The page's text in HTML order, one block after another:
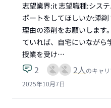
志望業界:it 志望職種:シス
ポートをしてほしいか:添
理由の添削をお願いします
ていれば、自宅にいながら
授業を受け…
2 2人のキャ
2025年10月7日